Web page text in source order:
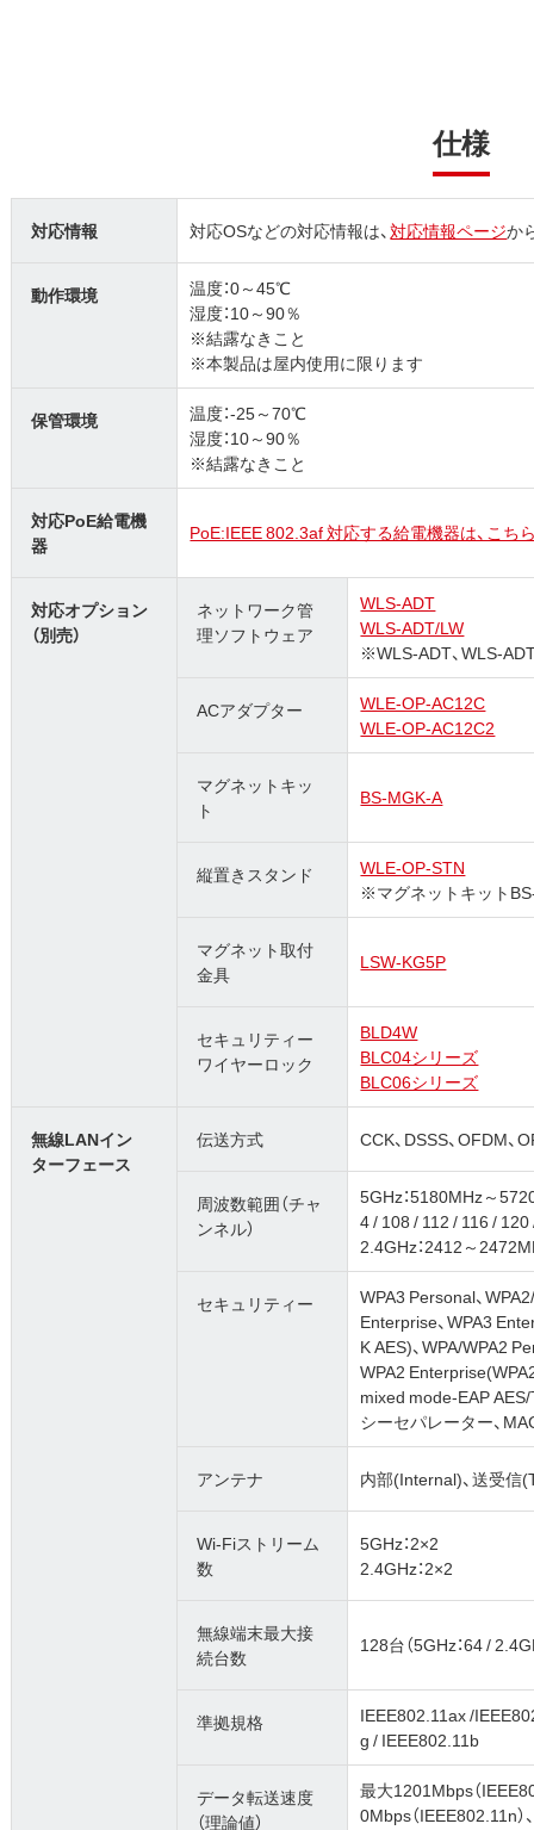
仕様
対応情報 対応OSなどの対応情報は、対応情報ページか
動作環境
温度：0～45℃
湿度：10～90％
※結露なきこと
※本製品は屋内使用に限ります
保管環境
温度：-25～70℃
湿度：10～90％
※結露なきこと
対応PoE給電機
器
PoE:IEEE 802.3af 対応する給電機器は、こち
対応オプション
（別売）
ネットワーク管
理ソフトウェア
WLS-ADT
WLS-ADT/LW
※WLS-ADT、WLS-
ACアダプター
WLE-OP-AC12C
WLE-OP-AC12C2
マグネットキッ
ト
BS-MGK-A
縦置きスタンド
WLE-OP-STN
※マグネットキット
マグネット取付
金具
LSW-KG5P
セキュリティー
ワイヤーロック
BLD4W
BLC04シリーズ
BLC06シリーズ
無線LANイン
ターフェース
伝送方式 CCK、DSSS、OFDM、
周波数範囲（チャ
ンネル）
5GHz：5180MHz～
4 / 108 / 112 / 116 /
2.4GHz：2412～
セキュリティー
WPA3 Personal、
Enterprise、WPA3
K AES)、WPA/WPA2
WPA2
mixed mode-EAP
シーセパレーター、
アンテナ 内部(Internal)、送受信
Wi-Fiストリーム
数
5GHz：2×2
2.4GHz：2×2
無線端末最大接
続台数
128台（5GHz：64 /
準拠規格
IEEE802.11ax /
g / IEEE802.11b
データ転送速度
（理論値）
最大1201Mbps（
0Mbps（IEEE802.11n